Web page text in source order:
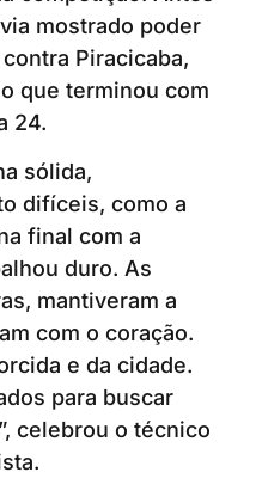
mostrado poder
Piracicaba,
que terminou com
24.
sólida,
difíceis, como a
final com a
duro. As
mantiveram a
com o coração.
e da cidade.
para buscar
celebrou o técnico